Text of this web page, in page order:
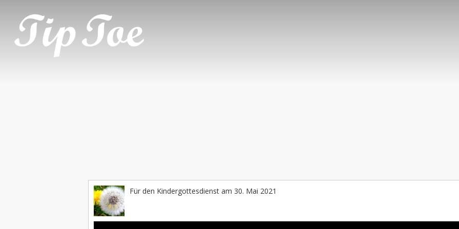
Für den Kindergottesdienst am 30. Mai 2021